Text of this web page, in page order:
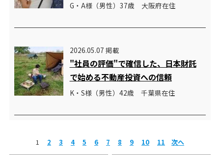
G・A様（男性）37歳 大阪府在住
2026.05.07 掲載
"社員の評価"で確信した、日本財託
で始める不動産投資への信頼
K・S様（男性）42歳 千葉県在住
1 2 3 4 5 6 7 8 9 10 11 次へ